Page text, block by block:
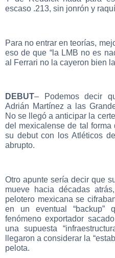
escaso .213, sin jonrón y
Para no entrar en teorías,
eso de que “la LMB no es
al Ferrari no la cayeron bien
DEBUT– Podemos decir
Adrián Martínez a las
No se llegó a anticipar la
del mexicalense de tal
su debut con los Atléticos
abrupto.
Otro apunte sería decir que
mueve hacia décadas
pelotero mexicana se
en un eventual “backup”
fenómeno exportador
una supuesta
llegaron a considerar la
pelota.